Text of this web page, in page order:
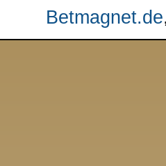
Betmagnet.de